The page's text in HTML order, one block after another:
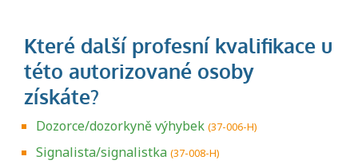
Dozorce/dozorkyně výhybek (37-006-H)
Signalista/signalistka (37-008-H)